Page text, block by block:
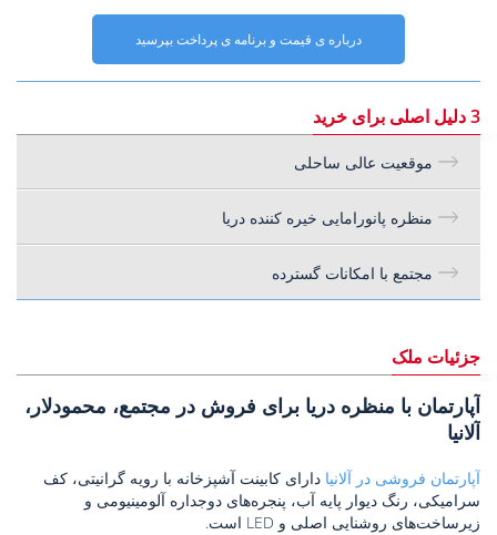
درباره ی قیمت و برنامه ی پرداخت بپرسید
3 دلیل اصلی برای خرید
موقعیت عالی ساحلی
منظره پانورامایی خیره کننده دریا
مجتمع با امکانات گسترده
جزئیات ملک
آپارتمان با منظره دریا برای فروش در مجتمع، محمودلار،
آلانیا
آپارتمان فروشی در آلانیا دارای کابینت آشپزخانه با رویه گرانیتی، کف
سرامیکی، رنگ دیوار پایه آب، پنجره‌های دوجداره آلومینیومی و
زیرساخت‌های روشنایی اصلی و LED است.